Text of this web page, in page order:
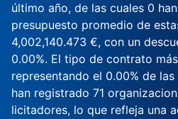
último año, de las cuales 0
presupuesto promedio de
4,002,140.473 €, con un
0.00%. El tipo de contrato
representando el 0.00% de
han registrado 71
licitadores, lo que refleja una